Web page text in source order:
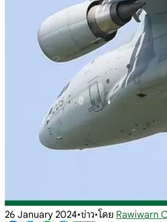
26 January 2024•ข่าว•โดย Rawiwarn